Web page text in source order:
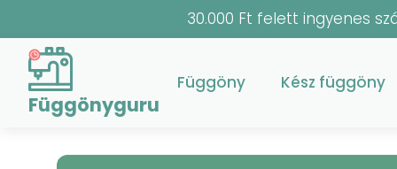
30.000 Ft felett ingyenes
Függönyguru
Függöny Kész függöny